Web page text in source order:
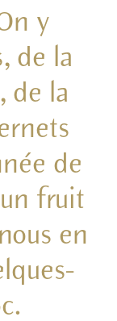
y
de la
de la
de
fruit
en